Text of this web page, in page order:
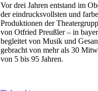
Vor drei Jahren entstand im
der eindrucksvollsten und
Produktionen der
von Otfried Preußler – in
begleitet von Musik und
gebracht von mehr als 30
von 5 bis 95 Jahren.